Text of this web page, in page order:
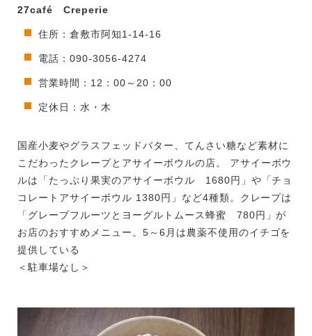
27café Creperie
住所：倉敷市阿知1-14-16
電話：090-3056-4274
営業時間：12：00～20：00
定休日：水・木
国産小麦やグラスフェッドバター、てんさい糖など素材に
こだわったクレープとアサイーボウルの店。 アサイーボウ
ルは「たっぷり果実のアサイーボウル 1680円」や「チョ
コレートアサイーボウル 1380円」など4種類。クレープは
「グレープフルーツとヨーグルトムース蜂蜜 780円」が
お店のおすすめメニュー。5～6月は農薬不使用のイチゴを
提供している
＜駐車場なし＞